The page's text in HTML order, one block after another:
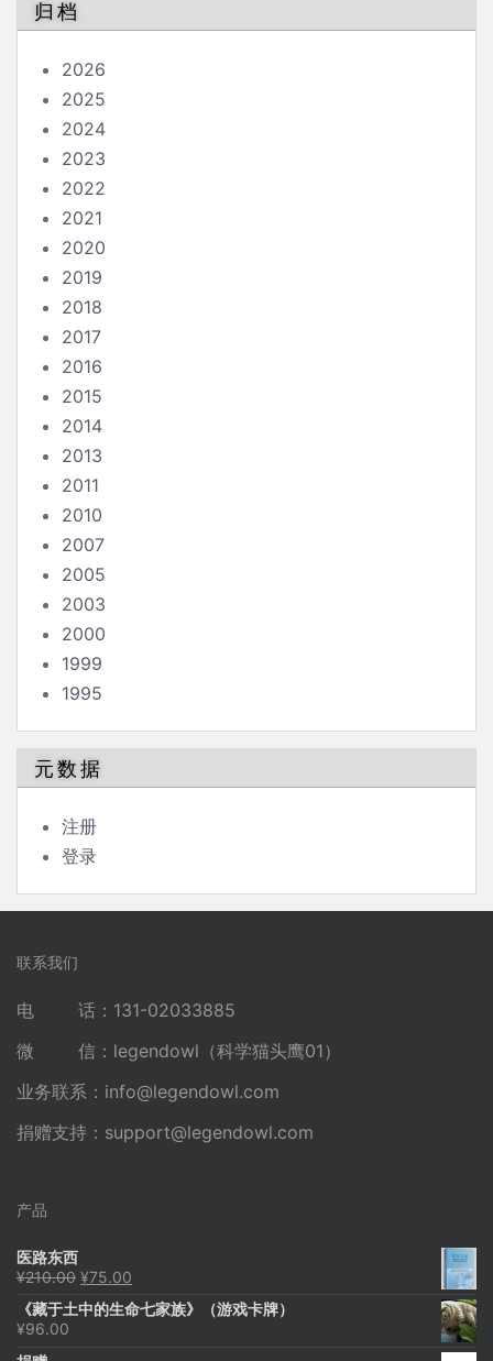
归档
2026
2025
2024
2023
2022
2021
2020
2019
2018
2017
2016
2015
2014
2013
2011
2010
2007
2005
2003
2000
1999
1995
元数据
注册
登录
联系我们
电 话：131-02033885
微 信：legendowl（科学猫头鹰01）
业务联系： info@legendowl.com
捐赠支持： support@legendowl.com
产品
医路东西
¥210.00 原
为：
¥75.00
价
《藏于土中的生命七家族》（游戏卡牌）
¥96.00